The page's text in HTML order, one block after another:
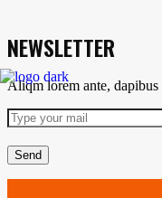
NEWSLETTER
Aliqm lorem ante,
Send